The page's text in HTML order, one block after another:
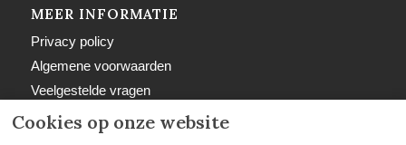
Cookies op onze website
MEER INFORMATIE
Privacy policy
Algemene voorwaarden
Veelgestelde vragen
Retourbeleid